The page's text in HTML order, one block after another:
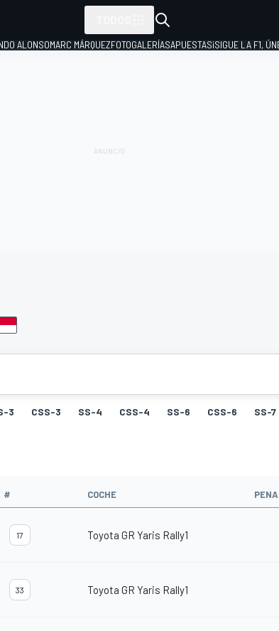
ALONSOMARC MÁRQUEZFOTOGALERÍASAPUESTAS¡SIGUE LA F1,
3 CSS-3 SS-4 CSS-4 SS-6 CSS-6 SS-7
# COCHE
17 Toyota GR Yaris Rally1
33 Toyota GR Yaris Rally1